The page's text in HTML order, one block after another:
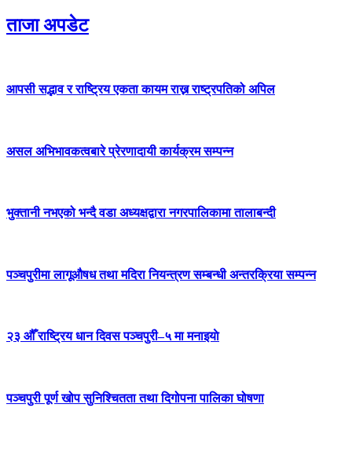
ताजा अपडेट
आपसी सद्भाव र राष्ट्रिय एकता कायम राख्न राष्ट्रपतिको अपिल
असल अभिभावकत्वबारे प्रेरणादायी कार्यक्रम सम्पन्न
भुक्तानी नभएको भन्दै वडा अध्यक्षद्वारा नगरपालिकामा तालाबन्दी
पञ्चपुरीमा लागूऔषध तथा मदिरा नियन्त्रण सम्बन्धी अन्तरक्रिया सम्पन्न
२३ औँ राष्ट्रिय धान दिवस पञ्चपुरी–५ मा मनाइयाे
पञ्चपुरी पूर्ण खोप सुनिश्चितता तथा दिगोपना पालिका घोषणा